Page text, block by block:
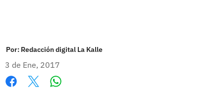
Por: Redacción digital La Kalle
3 de Ene, 2017